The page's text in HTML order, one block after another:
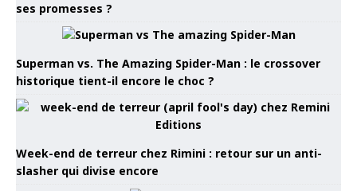
ses promesses ?
Superman vs. The Amazing Spider-Man : le crossover
historique tient-il encore le choc ?
Week-end de terreur chez Rimini : retour sur un anti-
slasher qui divise encore